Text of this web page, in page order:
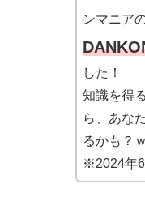
ンマニア
した！
知識を得
ら、あな
るかも？ｗ
※2024年6